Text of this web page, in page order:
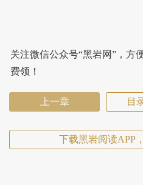
关注微信公众号“黑岩网”，方
费领！
上一章 目
下载黑岩阅读APP